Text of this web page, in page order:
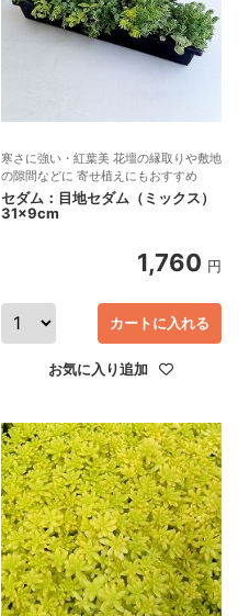
寒さに強い・紅葉美 花壇の縁取りや敷地
の隙間などに 寄せ植えにもおすすめ
セダム：目地セダム（ミックス）
31×9cm
1,760 円
お気に入り追加
カートに入れる